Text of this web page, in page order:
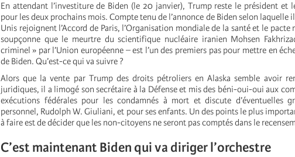
En attendant l’investiture de Biden (le 20 janvier), Trump reste le président et
pour les deux prochains mois. Compte tenu de l’annonce de Biden selon laquelle
Unis rejoignent l’Accord de Paris, l’Organisation mondiale de la santé et le pacte
soupçonne que le meurtre du scientifique nucléaire iranien Mohsen
criminel » par l’Union européenne – est l’un des premiers pas pour mettre en
de Biden. Qu’est-ce qui va suivre ?
Alors que la vente par Trump des droits pétroliers en Alaska semble avoir
juridiques, il a limogé son secrétaire à la Défense et mis des béni-oui-oui aux
exécutions fédérales pour les condamnés à mort et discute d’éventuelles
personnel, Rudolph W. Giuliani, et pour ses enfants. Un des points le plus
à faire est de décider que les non-citoyens ne seront pas comptés dans le
C’est maintenant Biden qui va diriger l’orchestre